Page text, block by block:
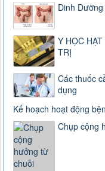
Dinh
Y HỌC
TRỊ
Các thuốc
dụng
Kế hoạch hoạt động
Chụp cộng